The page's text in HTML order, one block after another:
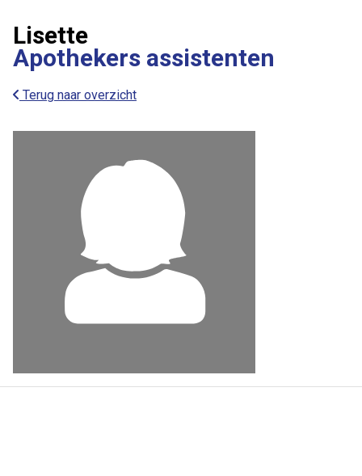
Lisette
Apothekers assistenten
Terug naar overzicht